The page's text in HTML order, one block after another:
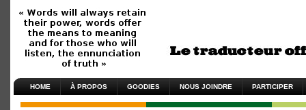
HOME À PROPOS GOODIES NOUS JOINDRE PARTICIPER